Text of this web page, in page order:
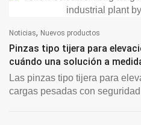
Noticias, Nuevos productos
Pinzas tipo tijera para
cuándo una solución a
Las pinzas tipo tijera para
cargas pesadas con